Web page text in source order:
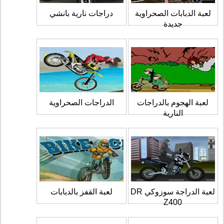
لعبة الدبابات الصحراوية
جديدة
دراجات نارية بانشي
لعبة الهجوم بالدراجات
النارية
الدراجات الصحراوية
لعبة الدراجة سوزوكي DR
Z400
لعبة القفز بالدبابات